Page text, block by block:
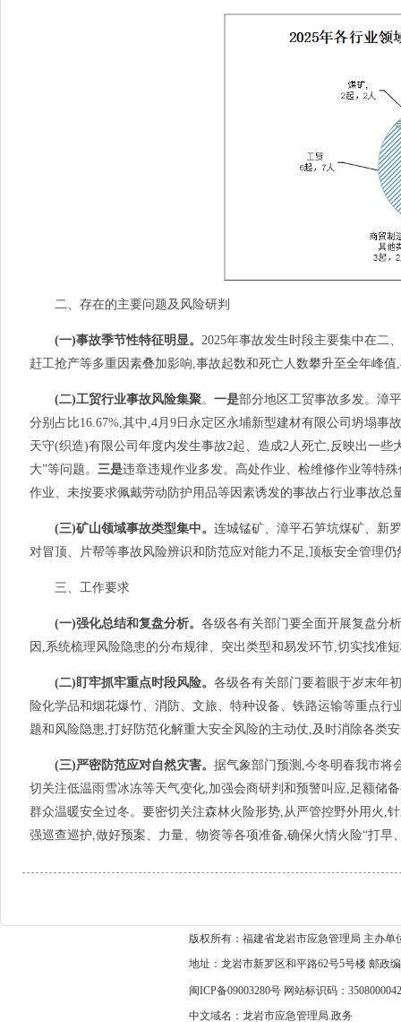
二、存在的主要问题及风险研判
(一)事故季节性特征明显。 2025年事故发生时段主要集中在二
赶工抢产等多重因素叠加影响,事故起数和死亡人数攀升至全年峰
(二)工贸行业事故风险集聚。 一是部分地区工贸事故多发。漳
分别占比16.67%,其中,4月9日永定区永埔新型建材有限公司坍塌事
天守(织造)有限公司年度内发生事故2起、造成2人死亡,反映出一
大”等问题。 三是违章违规作业多发。高处作业、检维修作业等特
作业、未按要求佩戴劳动防护用品等因素诱发的事故占行业事故总
(三)矿山领域事故类型集中。 连城锰矿、漳平石笋坑煤矿、新
对冒顶、片帮等事故风险辨识和防范应对能力不足,顶板安全管理
三、工作要求
(一)强化总结和复盘分析。 各级各有关部门要全面开展复盘分
因,系统梳理风险隐患的分布规律、突出类型和易发环节,切实找准
(二)盯牢抓牢重点时段风险。 各级各有关部门要着眼于岁末年
险化学品和烟花爆竹、消防、文旅、特种设备、铁路运输等重点
题和风险隐患,打好防范化解重大安全风险的主动仗,及时消除各类
(三)严密防范应对自然灾害。 据气象部门预测,今冬明春我市将
切关注低温雨雪冰冻等天气变化,加强会商研判和预警叫应,足额储
群众温暖安全过冬。要密切关注森林火险形势,从严管控野外用火,
强巡查巡护,做好预案、力量、物资等各项准备,确保火情火险“打早